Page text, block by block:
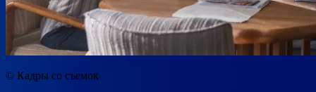
© Кадры со съемок